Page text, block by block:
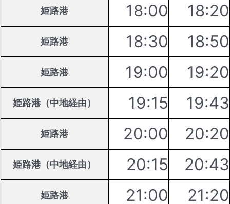
姫路港 18:00 18:20
姫路港 18:30 18:50
姫路港 19:00 19:20
姫路港（中地経由） 19:15 19:43
姫路港 20:00 20:20
姫路港（中地経由） 20:15 20:43
姫路港 21:00 21:20